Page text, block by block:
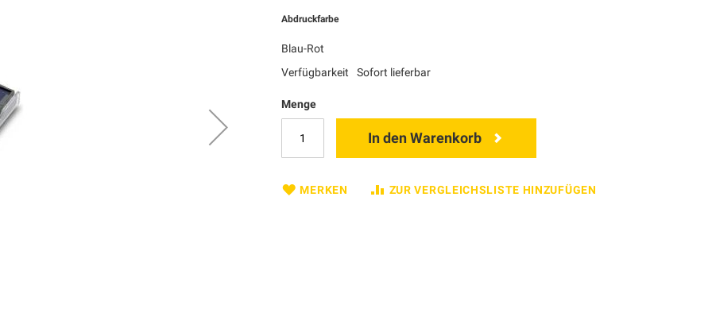
Abdruckfarbe
Blau-Rot
Verfügbarkeit
Sofort lieferbar
Menge
In den Warenkorb
MERKEN ZUR VERGLEICHSLISTE HINZUFÜGEN